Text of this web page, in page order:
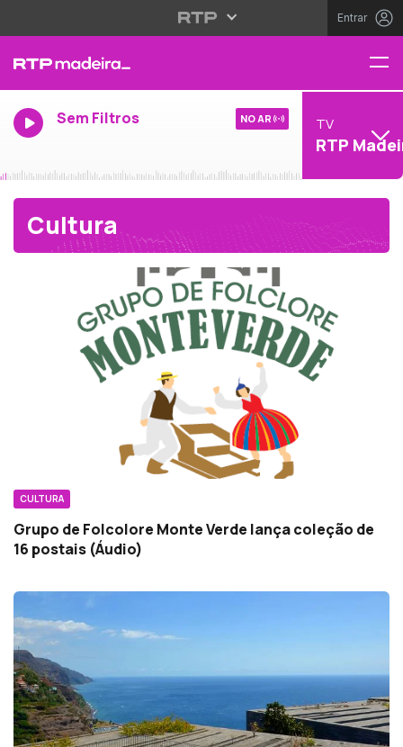
Entrar
Sem Filtros NO AR TV
RTP
Cultura
CULTURA
Grupo de Folcolore Monte Verde lança coleção de
16 postais (Áudio)